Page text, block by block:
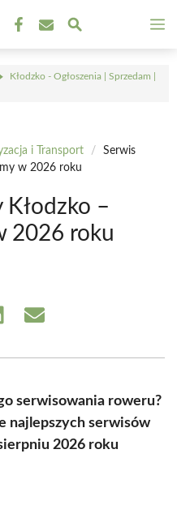
Kłodzko - Ogłoszenia | Sprzedam |
i Transport /
Serwis
w 2026 roku
–
2026 roku
Share
serwisowania roweru?
najlepszych serwisów
2026 roku